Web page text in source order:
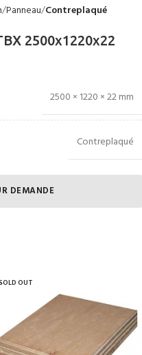
Panneau Contreplaqué
2500x1220x22
2500 × 1220 × 22 mm
Contreplaqué
DEMANDE
OUT